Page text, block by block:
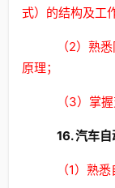
式）的结构及工
（2）熟
原理；
（3）掌
16. 汽车
（1）熟